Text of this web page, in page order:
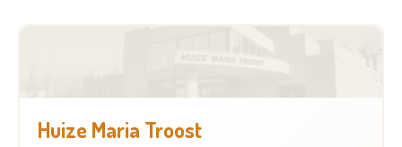
Huize Maria Troost